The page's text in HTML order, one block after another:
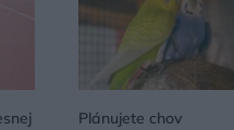
Plánujete chov